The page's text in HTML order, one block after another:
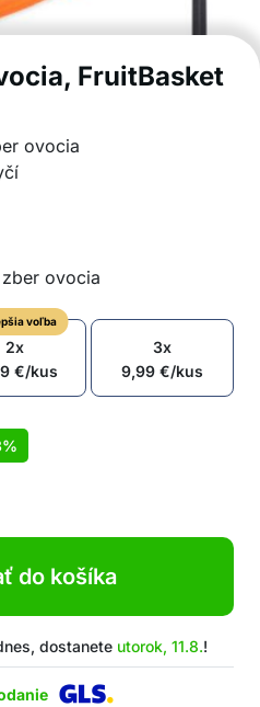
FruitBasket
ovocia
ovocia
voľba
2x
€/kus
3x
9,99€/kus
do košíka
dostanete utorok, 11.8.!